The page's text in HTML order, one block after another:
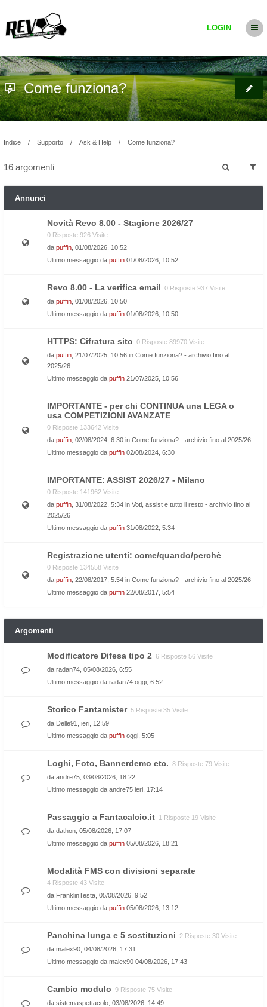
LOGIN
Come funziona?
Indice Supporto Ask & Help Come funziona?
16 argomenti
Annunci
Novità Revo 8.00 - Stagione 2026/27
0 Risposte 926 Visite
da puffin , 01/08/2026, 10:52
Ultimo messaggio da puffin 01/08/2026, 10:52
Revo 8.00 - La verifica email 0 Risposte 937 Visite
da puffin , 01/08/2026, 10:50
Ultimo messaggio da puffin 01/08/2026, 10:50
HTTPS: Cifratura sito 0 Risposte 89970 Visite
da puffin , 21/07/2025, 10:56 in Come funziona? - archivio fino al
2025/26
Ultimo messaggio da puffin 21/07/2025, 10:56
IMPORTANTE - per chi CONTINUA una LEGA o
usa COMPETIZIONI AVANZATE
0 Risposte 133642 Visite
da puffin , 02/08/2024, 6:30 in Come funziona? - archivio fino al 2025/26
Ultimo messaggio da puffin 02/08/2024, 6:30
IMPORTANTE: ASSIST 2026/27 - Milano
0 Risposte 141962 Visite
da puffin , 31/08/2022, 5:34 in Voti, assist e tutto il resto - archivio fino al
2025/26
Ultimo messaggio da puffin 31/08/2022, 5:34
Registrazione utenti: come/quando/perchè
0 Risposte 134558 Visite
da puffin , 22/08/2017, 5:54 in Come funziona? - archivio fino al 2025/26
Ultimo messaggio da puffin 22/08/2017, 5:54
Argomenti
Modificatore Difesa tipo 2 6 Risposte 56 Visite
da radan74 , 05/08/2026, 6:55
Ultimo messaggio da radan74 oggi, 6:52
Storico Fantamister 5 Risposte 35 Visite
da Delle91
, ieri, 12:59
Ultimo messaggio da puffin oggi, 5:05
Loghi, Foto, Bannerdemo etc. 8 Risposte 79 Visite
da andre75 , 03/08/2026, 18:22
Ultimo messaggio da andre75 ieri, 17:14
Passaggio a Fantacalcio.it 1 Risposte 19 Visite
da dathon , 05/08/2026, 17:07
Ultimo messaggio da puffin 05/08/2026, 18:21
Modalità FMS con divisioni separate
4 Risposte 43 Visite
da FranklinTesta , 05/08/2026, 9:52
Ultimo messaggio da puffin 05/08/2026, 13:12
Panchina lunga e 5 sostituzioni
2 Risposte 30 Visite
da malex90 , 04/08/2026, 17:31
Ultimo messaggio da malex90 04/08/2026, 17:43
Cambio modulo 9 Risposte 75 Visite
da sistemaspettacolo , 03/08/2026, 14:49